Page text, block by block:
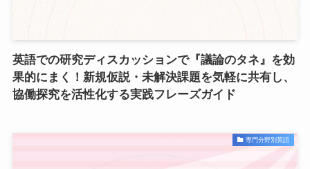
英語での研究ディスカッションで『議論のタネ』を効
果的にまく！新規仮説・未解決課題を気軽に共有し、
協働探究を活性化する実践フレーズガイド
専門分野別英語